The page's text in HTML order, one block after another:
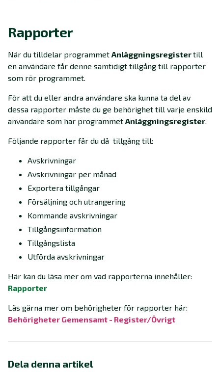
Rapporter
När du tilldelar programmet Anläggningsregistertill
en användare får denne samtidigt tillgång till rapporter
som rör programmet.
För att du eller andra användare ska kunna ta del av
dessa rapporter måste du ge behörighet till varje enskild
användare som har programmet Anläggningsregister.
Följande rapporter får du då tillgång till:
Avskrivningar
Avskrivningar per månad
Exportera tillgångar
Försäljning och utrangering
Kommande avskrivningar
Tillgångsinformation
Tillgångslista
Utförda avskrivningar
Här kan du läsa mer om vad rapporterna innehåller:
Rapporter
Läs gärna mer om behörigheter för rapporter här:
Behörigheter Gemensamt - Register/Övrigt‍
Dela denna artikel